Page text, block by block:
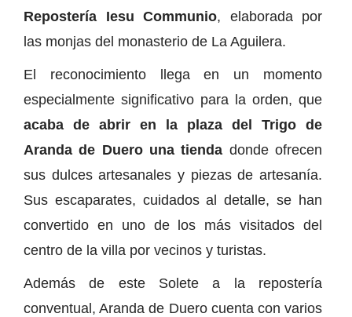
Repostería Iesu Communio, elaborada por
las monjas del monasterio de La Aguilera.
El reconocimiento llega en un momento
especialmente significativo para la orden, que
acaba de abrir en la plaza del Trigo de
Aranda de Duero una tienda donde ofrecen
sus dulces artesanales y piezas de artesanía.
Sus escaparates, cuidados al detalle, se han
convertido en uno de los más visitados del
centro de la villa por vecinos y turistas.
Además de este Solete a la repostería
conventual, Aranda de Duero cuenta con varios